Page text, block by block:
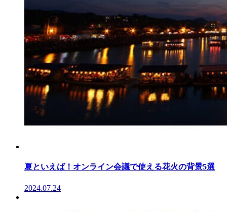
夏といえば！オンライン会議で使える花火の背景5選
2024.07.24